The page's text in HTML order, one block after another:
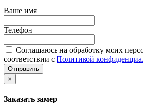
Ваше имя
Телефон
Соглашаюсь на обработку моих
соответствии с Политикой
Отправить
×
Заказать замер